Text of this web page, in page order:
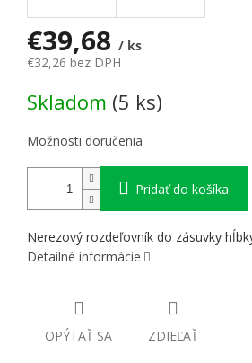
€39,68 / ks
€32,26 bez DPH
Skladom (5 ks)
Možnosti doručenia
Pridať do košíka
Nerezový rozdeľovník do zásuvky
Detailné informácie
OPÝTAŤ SA ZDIEĽAŤ